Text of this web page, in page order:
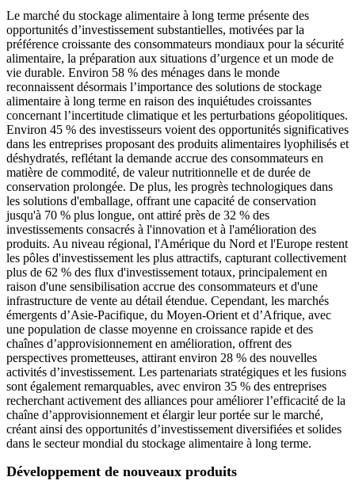
Le marché du stockage alimentaire à long terme présente des
opportunités d’investissement substantielles, motivées par la
préférence croissante des consommateurs mondiaux pour la sécurité
alimentaire, la préparation aux situations d’urgence et un mode de
vie durable. Environ 58 % des ménages dans le monde
reconnaissent désormais l’importance des solutions de stockage
alimentaire à long terme en raison des inquiétudes croissantes
concernant l’incertitude climatique et les perturbations géopolitiques.
Environ 45 % des investisseurs voient des opportunités significatives
dans les entreprises proposant des produits alimentaires lyophilisés et
déshydratés, reflétant la demande accrue des consommateurs en
matière de commodité, de valeur nutritionnelle et de durée de
conservation prolongée. De plus, les progrès technologiques dans
les solutions d'emballage, offrant une capacité de conservation
jusqu'à 70 % plus longue, ont attiré près de 32 % des
investissements consacrés à l'innovation et à l'amélioration des
produits. Au niveau régional, l'Amérique du Nord et l'Europe restent
les pôles d'investissement les plus attractifs, capturant collectivement
plus de 62 % des flux d'investissement totaux, principalement en
raison d'une sensibilisation accrue des consommateurs et d'une
infrastructure de vente au détail étendue. Cependant, les marchés
émergents d’Asie-Pacifique, du Moyen-Orient et d’Afrique, avec
une population de classe moyenne en croissance rapide et des
chaînes d’approvisionnement en amélioration, offrent des
perspectives prometteuses, attirant environ 28 % des nouvelles
activités d’investissement. Les partenariats stratégiques et les fusions
sont également remarquables, avec environ 35 % des entreprises
recherchant activement des alliances pour améliorer l’efficacité de la
chaîne d’approvisionnement et élargir leur portée sur le marché,
créant ainsi des opportunités d’investissement diversifiées et solides
dans le secteur mondial du stockage alimentaire à long terme.
Développement de nouveaux produits